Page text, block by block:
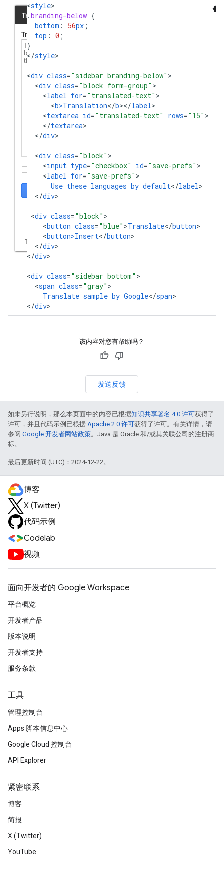
<style
.branding-below {
bottom : 56px ;
top : 0 ;
}
</style>
<div class="sidebar branding-below"
<div class="block form-group"
<label for="translated-text"
<b>Translation</b></label
<textarea id="translated-text" rows="15"
</textarea
</div>
<div class="block"
<input type="checkbox" id="save-prefs"
<label for="save-prefs"
Use these languages by default</label
</div>
<div class="block"
<button class="blue" >Translate</button
<button>Insert</button
</div>
</div>
<div class="sidebar bottom"
<span class="gray"
Translate sample by Google</span>
</div>
该内容对您有帮助吗？
发送反馈
如未另行说明，那么本页面中的内容已根据知识共享署名 4.0 许可获得了
许可，并且代码示例已根据 Apache 2.0 许可获得了许可。有关详情，请
参阅 Google 开发者网站政策。Java 是 Oracle 和/或其关联公司的注册商
标。
最后更新时间 (UTC)：2024-12-22。
博客
X (Twitter)
代码示例
Codelab
视频
面向开发者的 Google Workspace
平台概览
开发者产品
版本说明
开发者支持
服务条款
工具
管理控制台
Apps 脚本信息中心
Google Cloud 控制台
API Explorer
紧密联系
博客
简报
X (Twitter)
YouTube